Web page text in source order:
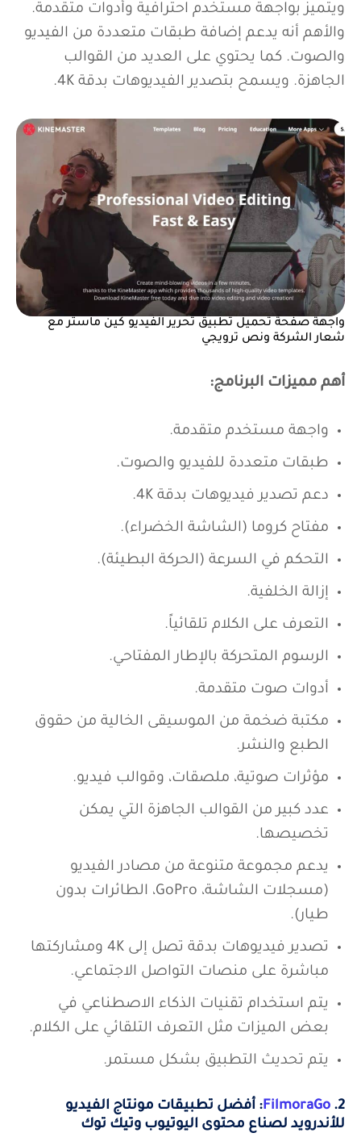
ويتميز بواجهة مستخدم احترافية وأدوات متقدمة.
والأهم أنه يدعم إضافة طبقات متعددة من الفيديو
والصوت. كما يحتوي على العديد من القوالب
الجاهزة. ويسمح بتصدير الفيديوهات بدقة 4K.
واجهة صفحة تحميل تطبيق تحرير الفيديو كين ماستر مع
شعار الشركة ونص ترويجي
أهم مميزات البرنامج:
واجهة مستخدم متقدمة.
طبقات متعددة للفيديو والصوت.
دعم تصدير فيديوهات بدقة 4K.
مفتاح كروما (الشاشة الخضراء).
التحكم في السرعة (الحركة البطيئة).
إزالة الخلفية.
التعرف على الكلام تلقائياً.
الرسوم المتحركة بالإطار المفتاحي.
أدوات صوت متقدمة.
مكتبة ضخمة من الموسيقى الخالية من حقوق
الطبع والنشر.
مؤثرات صوتية، ملصقات، وقوالب فيديو.
عدد كبير من القوالب الجاهزة التي يمكن
تخصيصها.
يدعم مجموعة متنوعة من مصادر الفيديو
(مسجلات الشاشة، GoPro، الطائرات بدون
طيار).
تصدير فيديوهات بدقة تصل إلى 4K ومشاركتها
مباشرة على منصات التواصل الاجتماعي.
يتم استخدام تقنيات الذكاء الاصطناعي في
بعض الميزات مثل التعرف التلقائي على الكلام.
يتم تحديث التطبيق بشكل مستمر.
2.
FilmoraGo: أفضل تطبيقات مونتاج الفيديو
للأندرويد لصناع محتوى اليوتيوب وتيك توك